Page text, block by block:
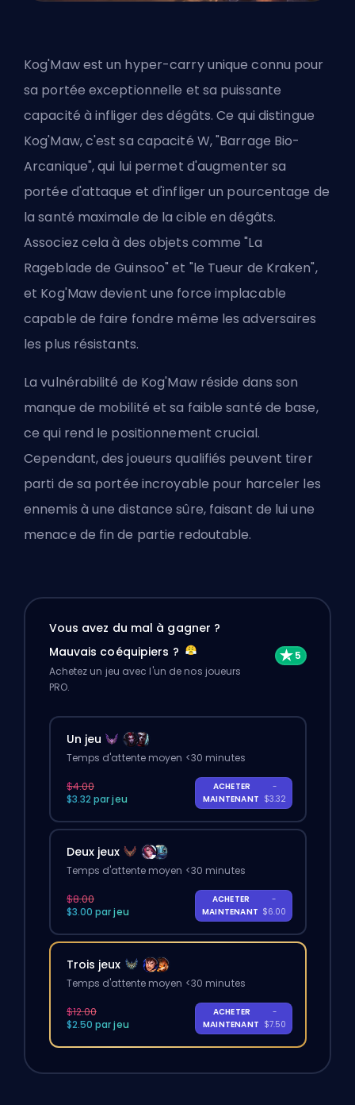
Kog'Maw est un hyper-carry unique connu pour
sa portée exceptionnelle et sa puissante
capacité à infliger des dégâts. Ce qui distingue
Kog'Maw, c'est sa capacité W, "Barrage Bio-
Arcanique", qui lui permet d'augmenter sa
portée d'attaque et d'infliger un pourcentage de
la santé maximale de la cible en dégâts.
Associez cela à des objets comme "La
Rageblade de Guinsoo" et "le Tueur de Kraken",
et Kog'Maw devient une force implacable
capable de faire fondre même les adversaires
les plus résistants.
La vulnérabilité de Kog'Maw réside dans son
manque de mobilité et sa faible santé de base,
ce qui rend le positionnement crucial.
Cependant, des joueurs qualifiés peuvent tirer
parti de sa portée incroyable pour harceler les
ennemis à une distance sûre, faisant de lui une
menace de fin de partie redoutable.
Vous avez du mal à gagner ?
Mauvais coéquipiers ?
Achetez un jeu avec l'un de nos joueurs
PRO.
Un jeu
Temps d'attente moyen <30 minutes
$4.00
$3.32 par jeu
ACHETER
MAINTENANT
-
$3.32
Deux jeux
Temps d'attente moyen <30 minutes
$8.00
$3.00 par jeu
ACHETER
MAINTENANT
-
$6.00
Trois jeux
Temps d'attente moyen <30 minutes
$12.00
$2.50 par jeu
ACHETER
MAINTENANT
-
$7.50